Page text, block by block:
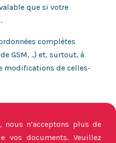
que si votre
complètes
GSM, ..) et, surtout, à
modifications de celles-
nous n’acceptons plus de
vos documents. Veuillez